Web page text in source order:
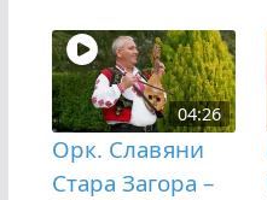
04:26
Орк. Славяни
Стара Загора –